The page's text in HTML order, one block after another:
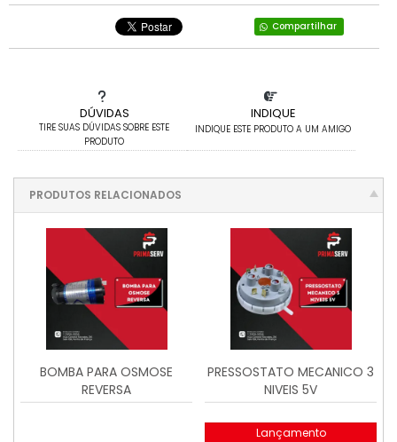
Compartilhar
DÚVIDAS
TIRE SUAS DÚVIDAS SOBRE ESTE
PRODUTO
INDIQUE
INDIQUE ESTE PRODUTO A UM AMIGO
PRODUTOS RELACIONADOS
BOMBA PARA OSMOSE
REVERSA
PRESSOSTATO MECANICO 3
NIVEIS 5V
Lançamento